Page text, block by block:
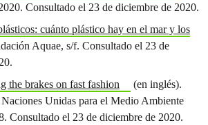
Consultado el 23 de diciembre de 2020.
cuánto plástico hay en el mar y los
Aquae, s/f. Consultado el 23 de
the brakes on fast fashion
(en inglés).
Unidas para el Medio Ambiente
Consultado el 23 de diciembre de 2020.